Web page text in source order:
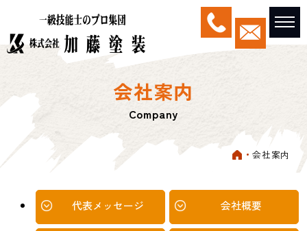
会社案内
Company
会社案内
代表メッセージ 会社概要